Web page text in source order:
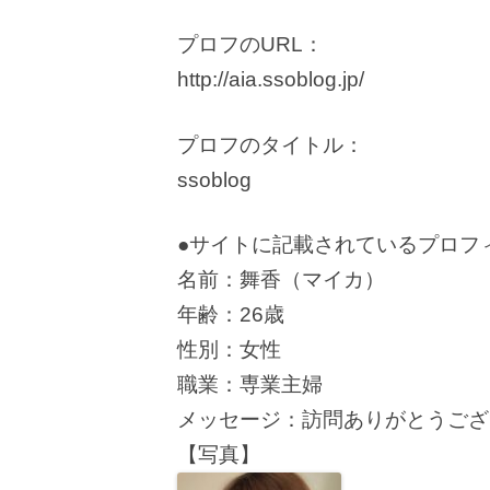
プロフのURL：
http://aia.ssoblog.jp/
プロフのタイトル：
ssoblog
●サイトに記載されているプロフ
名前：舞香（マイカ）
年齢：26歳
性別：女性
職業：専業主婦
メッセージ：訪問ありがとうご
【写真】